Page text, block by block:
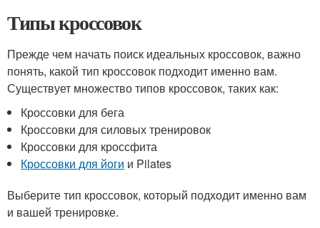
Типы кроссовок
Прежде чем начать поиск идеальных кроссовок, важно
понять, какой тип кроссовок подходит именно вам.
Существует множество типов кроссовок, таких как:
Кроссовки для бега
Кроссовки для силовых тренировок
Кроссовки для кроссфита
Кроссовки для йоги и Pilates
Выберите тип кроссовок, который подходит именно вам
и вашей тренировке.